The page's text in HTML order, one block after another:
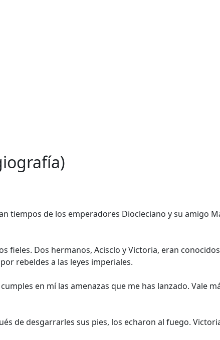
tiempos de los emperadores Diocleciano y su amigo
fieles. Dos hermanos, Acisclo y Victoria, eran
rebeldes a las leyes imperiales.
en mí las amenazas que me has lanzado. Vale
de desgarrarles sus pies, los echaron al fuego.